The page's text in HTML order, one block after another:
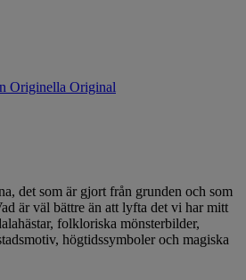
Originella Original
det som är gjort från grunden och som
är väl bättre än att lyfta det vi har mitt
folkloriska mönsterbilder,
högtidssymboler och magiska